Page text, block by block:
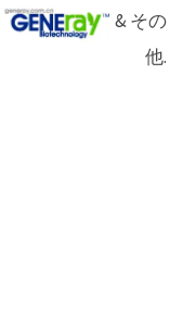
& その
他.